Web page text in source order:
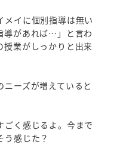
メイに個別指導は無い
導があれば…」と言わ
授業がしっかりと出来
ーズが増えていると
ごく感じるよ。今まで
う感じた？